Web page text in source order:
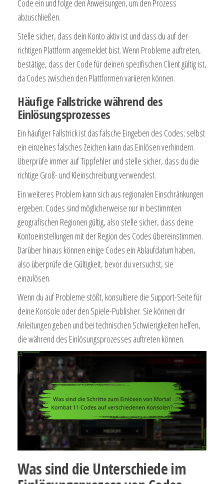
Code ein und folge den Anweisungen, um den Prozess
abzuschließen.
Stelle sicher, dass dein Konto aktiv ist und dass du auf der
richtigen Plattform angemeldet bist. Wenn Probleme auftreten,
bestätige, dass der Code für deinen spezifischen Client gültig ist,
da Codes zwischen den Plattformen variieren können.
Häufige Fallstricke während des
Einlösungsprozesses
Ein häufiger Fallstrick ist das falsche Eingeben des Codes; selbst
ein einzelnes falsches Zeichen kann das Einlösen verhindern.
Überprüfe immer auf Tippfehler und stelle sicher, dass du die
richtige Groß- und Kleinschreibung verwendest.
Ein weiteres Problem kann sich aus regionalen Einschränkungen
ergeben. Codes sind möglicherweise nur in bestimmten
geografischen Regionen gültig, also stelle sicher, dass deine
Kontoeinstellungen mit der Region des Codes übereinstimmen.
Darüber hinaus können einige Codes ein Ablaufdatum haben,
also überprüfe die Gültigkeit, bevor du versuchst, sie
einzulösen.
Wenn du auf Probleme stößt, konsultiere die Support-Seite für
deine Konsole oder den Spiele-Publisher. Sie können dir
Anleitungen geben und bei technischen Schwierigkeiten helfen,
die während des Einlösungsprozesses auftreten können.
Was sind die Unterschiede im